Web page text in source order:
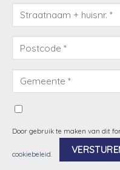
Door gebruik te maken van dit
cookiebeleid.